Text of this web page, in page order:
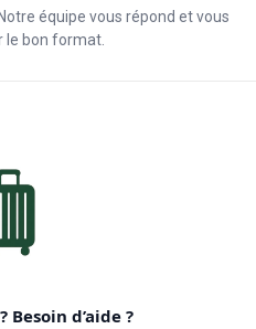
équipe vous répond et vous
le bon format.
Besoin d’aide ?